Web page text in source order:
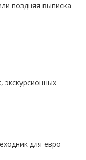
поздняя выписка
экскурсионных
для евро